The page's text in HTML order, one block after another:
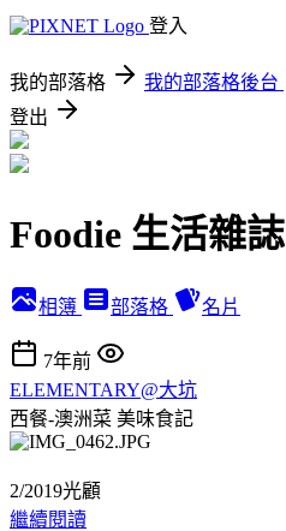
登入
我的部落格 我的部落格後台
登出
Foodie 生活雜誌
相簿 部落格 名片
7年前
ELEMENTARY@大坑
西餐-澳洲菜 美味食記
2/2019光顧
繼續閱讀